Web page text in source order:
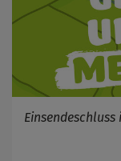
Einsendeschluss